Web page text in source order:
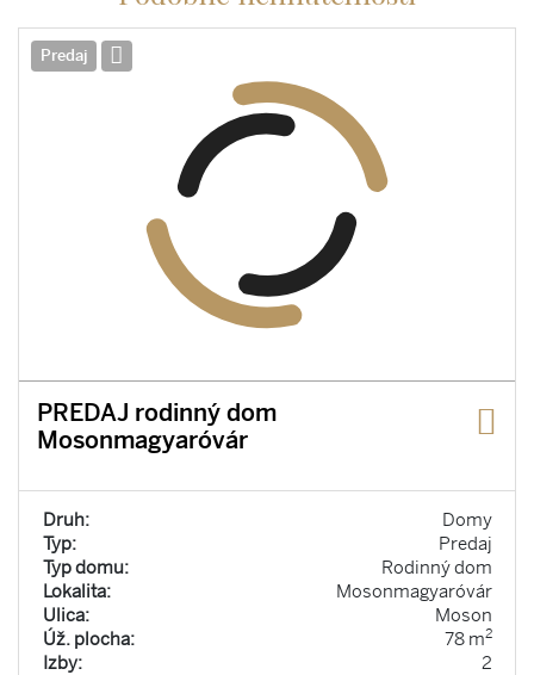
Predaj
PREDAJ rodinný dom
Mosonmagyaróvár
Druh:
Domy
Typ:
Predaj
Typ domu:
Rodinný dom
Lokalita:
Mosonmagyaróvár
Ulica:
Moson
Úž. plocha:
78 m2
Izby: 2